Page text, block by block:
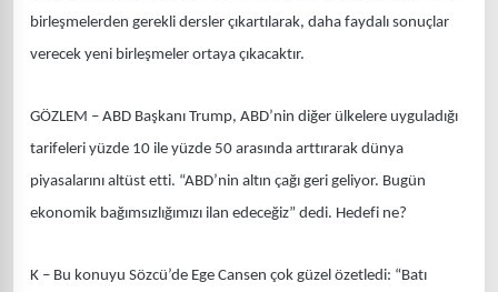
birleşmelerden gerekli dersler çıkartılarak, daha faydalı sonuçlar
verecek yeni birleşmeler ortaya çıkacaktır.
GÖZLEM – ABD Başkanı Trump, ABD’nin diğer ülkelere uyguladığı
tarifeleri yüzde 10 ile yüzde 50 arasında arttırarak dünya
piyasalarını altüst etti. “ABD’nin altın çağı geri geliyor. Bugün
ekonomik bağımsızlığımızı ilan edeceğiz” dedi. Hedefi ne?
K – Bu konuyu Sözcü’de Ege Cansen çok güzel özetledi: “Batı